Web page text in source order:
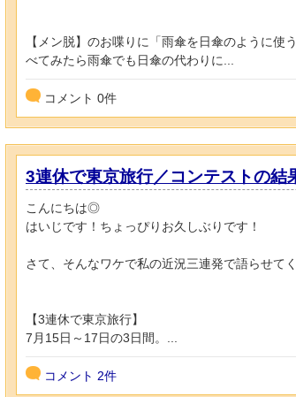
【メン脱】のお喋りに「雨傘を日傘のように
べてみたら雨傘でも日傘の代わりに...
コメント 0件
3連休で東京旅行／コンテストの結
こんにちは◎
はいじです！ちょっぴりお久しぶりです！
さて、そんなワケで私の近況三連発で語らせて
【3連休で東京旅行】
7月15日～17日の3日間。...
コメント 2件